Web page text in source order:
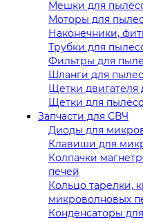
Мешки для
Моторы для
Наконечники,
Трубки для
Фильтры для
Шланги для
Щетки двигателя
Щетки для
Запчасти для СВЧ
Диоды для
Клавиши для
Колпачки
печей
Кольцо тарелки,
микроволновых
Конденсаторы